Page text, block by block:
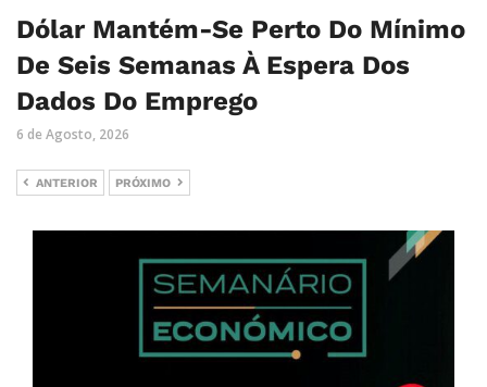
Dólar Mantém-Se Perto Do Mínimo
De Seis Semanas À Espera Dos
Dados Do Emprego
6 de Agosto, 2026
ANTERIOR PRÓXIMO